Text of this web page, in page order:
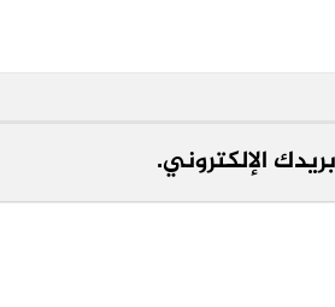
الإلكتروني.